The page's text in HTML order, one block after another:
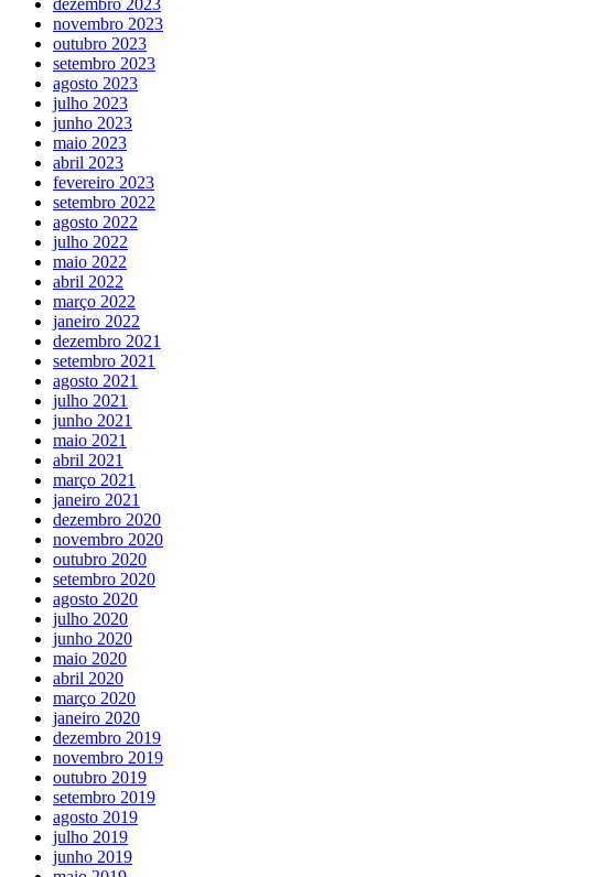
novembro 2023
outubro 2023
setembro 2023
agosto 2023
julho 2023
junho 2023
maio 2023
abril 2023
fevereiro 2023
setembro 2022
agosto 2022
julho 2022
maio 2022
abril 2022
março 2022
janeiro 2022
dezembro 2021
setembro 2021
agosto 2021
julho 2021
junho 2021
maio 2021
abril 2021
março 2021
janeiro 2021
dezembro 2020
novembro 2020
outubro 2020
setembro 2020
agosto 2020
julho 2020
junho 2020
maio 2020
abril 2020
março 2020
janeiro 2020
dezembro 2019
novembro 2019
outubro 2019
setembro 2019
agosto 2019
julho 2019
junho 2019